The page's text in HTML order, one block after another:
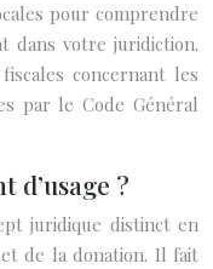
pour comprendre
dans votre juridiction.
concernant les
par le Code Général
d’usage ?
juridique distinct en
de la donation. Il fait